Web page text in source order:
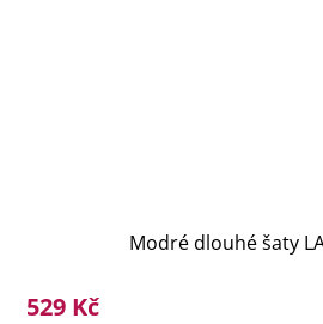
Modré dlouhé šaty
529 Kč